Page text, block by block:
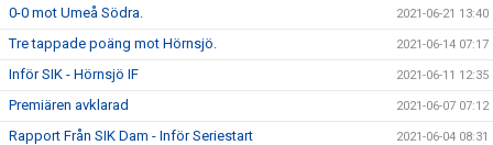
0-0 mot Umeå Södra. 2021-06-21 13:40
Tre tappade poäng mot Hörnsjö. 2021-06-14 07:17
Inför SIK - Hörnsjö IF 2021-06-11 12:35
Premiären avklarad 2021-06-07 07:12
Rapport Från SIK Dam - Inför Seriestart 2021-06-04 08:31